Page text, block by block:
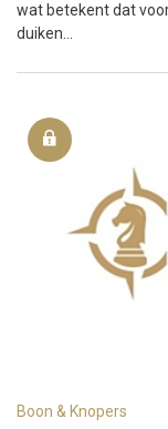
wat betekent dat
duiken...
Boon & Knopers